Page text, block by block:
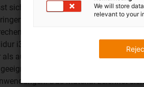
sich detailgenau mit exakten
Verschleiß bei höchster Festigkeit
für sich: Im Vergleich zu
i3 eine bis zu 30-mal verbesserte
auch für Rollen, Zahnstangen,
Neben iglidur i3 eignet sich
Das Material zeichnet
We will store
relevant to your